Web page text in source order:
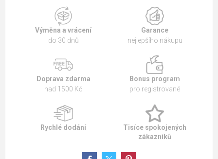
Výměna a vrácení
do 30 dnů
Garance
nejlepšího nákupu
Doprava zdarma
nad 1500 Kč
Bonus program
pro registrované
Rychlé dodání
Tisíce spokojených
zákazníků